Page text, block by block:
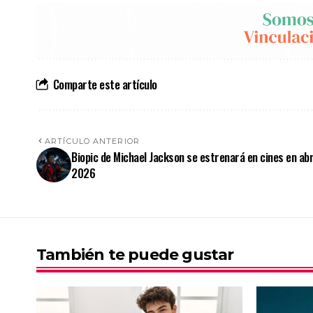
Comparte este artículo
ARTÍCULO ANTERIOR
Biopic de Michael Jackson se estrenará en cines en
2026
También te puede gustar